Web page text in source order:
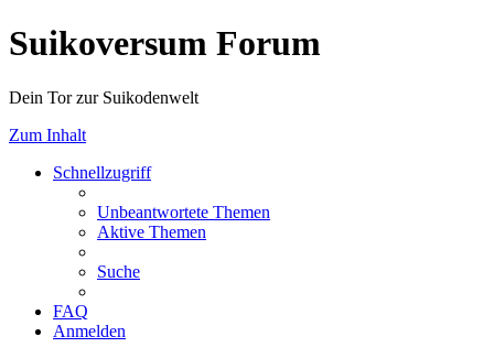
Suikoversum Forum
Dein Tor zur Suikodenwelt
Zum Inhalt
Schnellzugriff
Unbeantwortete Themen
Aktive Themen
Suche
FAQ
Anmelden